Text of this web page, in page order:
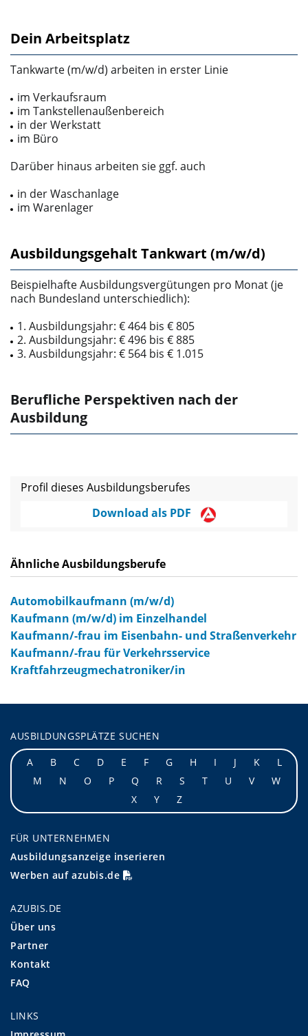
Dein Arbeitsplatz
Tankwarte (m/w/d) arbeiten in erster Linie
im Verkaufsraum
im Tankstellenaußenbereich
in der Werkstatt
im Büro
Darüber hinaus arbeiten sie ggf. auch
in der Waschanlage
im Warenlager
Ausbildungsgehalt Tankwart (m/w/d)
Beispielhafte Ausbildungsvergütungen pro Monat (je
nach Bundesland unterschiedlich):
1. Ausbildungsjahr: € 464 bis € 805
2. Ausbildungsjahr: € 496 bis € 885
3. Ausbildungsjahr: € 564 bis € 1.015
Berufliche Perspektiven nach der
Ausbildung
Profil dieses Ausbildungsberufes
Download als PDF
Ähnliche Ausbildungsberufe
Automobilkaufmann (m/w/d)
Kaufmann (m/w/d) im Einzelhandel
Kaufmann/-frau im Eisenbahn- und Straßenverkehr
Kaufmann/-frau für Verkehrsservice
Kraftfahrzeugmechatroniker/in
AUSBILDUNGSPLÄTZE SUCHEN
A
B C D E F G H I J K
L
M
N O P Q R S T U V
W
X
Y Z
FÜR UNTERNEHMEN
Ausbildungsanzeige inserieren
Werben auf azubis.de
AZUBIS.DE
Über uns
Partner
Kontakt
FAQ
LINKS